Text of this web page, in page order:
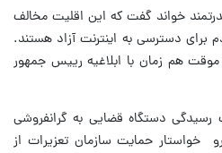
خواند گفت که این اقلیت مخالف
دسترسی به اینترنت آزاد هستند.
هم زمان با ابلاغیه رییس جمهور
دستگاه قضایی به گرانفروشی
خواستار حمایت سازمان تعزیرات از